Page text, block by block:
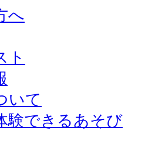
へ
ト
いて
験できるあそび